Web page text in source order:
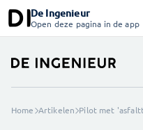
De Ingenieur
Open deze pagina in de app
Home Artikelen Pilot met